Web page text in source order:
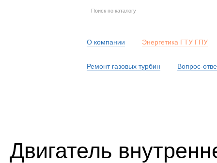
О компании Энергетика ГТУ ГПУ
Ремонт газовых турбин Вопрос-
Двигатель